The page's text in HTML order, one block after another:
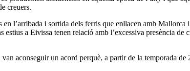
creuers.
l’arribada i sortida dels ferris que enllacen amb Mallorca
a Eivissa tenen relació amb l’excessiva presència de
aconseguir un acord perquè, a partir de la temporada